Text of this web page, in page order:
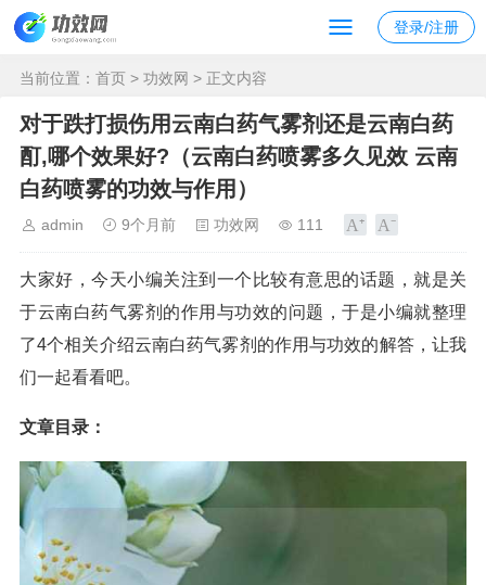
登录/注册
当前位置： 首页 > 功效网 > 正文内容
对于跌打损伤用云南白药气雾剂还是云南白药
酊,哪个效果好?（云南白药喷雾多久见效 云南
白药喷雾的功效与作用）
admin 9个月前 功效网 111
大家好，今天小编关注到一个比较有意思的话题，就是关
于云南白药气雾剂的作用与功效的问题，于是小编就整理
了4个相关介绍云南白药气雾剂的作用与功效的解答，让我
们一起看看吧。
文章目录：